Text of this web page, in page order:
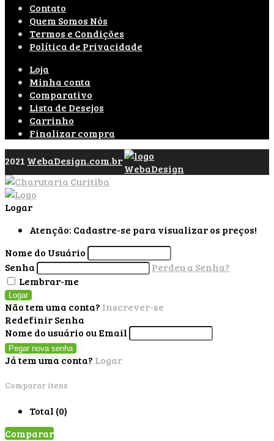
Contato
Quem Somos Nós
Termos e Condições
Política de Privacidade
Loja
Minha conta
Comparativo
Lista de Desejos
Carrinho
Finalizar compra
2021 WebaDesign.com.br
Logar
Atenção: Cadastre-se para visualizar os preços!
Nome do Usuário
Senha
Perdeu a Senha?
Lembrar-me
Logar
Não tem uma conta? Inscrever-se
Redefinir Senha
Nome do usuário ou Email
Pegar nova senha
Já tem uma conta? Logar
Comparar itens
Total (0)
Comparar